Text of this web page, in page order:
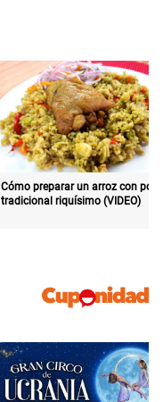
Cómo preparar un arroz con pollo
tradicional riquísimo (VIDEO)